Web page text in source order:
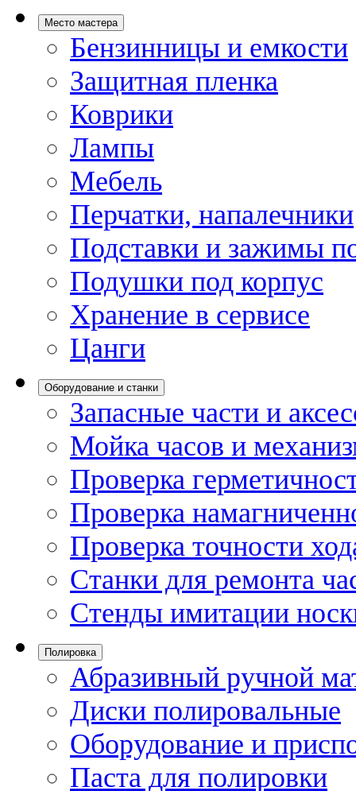
Место мастера
Бензинницы и емкости
Защитная пленка
Коврики
Лампы
Мебель
Перчатки, напалечники
Подставки и зажимы
Подушки под корпус
Хранение в сервисе
Цанги
Оборудование и станки
Запасные части и
Мойка часов и
Проверка
Проверка
Проверка точности
Станки для ремонта
Стенды имитации
Полировка
Абразивный ручной
Диски полировальные
Оборудование и
Паста для полировки